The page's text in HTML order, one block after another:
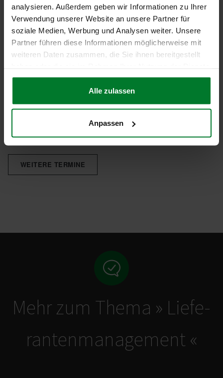
analysieren. Außerdem geben wir Informationen zu Ihrer
Verwendung unserer Website an unsere Partner für
soziale Medien, Werbung und Analysen weiter. Unsere
Partner führen diese Informationen möglicherweise mit
weiteren Daten zusammen, die Sie ihnen bereitgestellt
gesammelt haben.
Alle zulassen
Anpassen
Training "Pro­dukt­pro­zess­audit beim
Lieferanten"
MEHR
vielleicht interessieren Sie sich für unsere anderen Seminare oder
Inhouse-Trainings?
WEITERE TERMINE
Mehr zum Thema » Liefe­
ran­ten­ma­nagement «